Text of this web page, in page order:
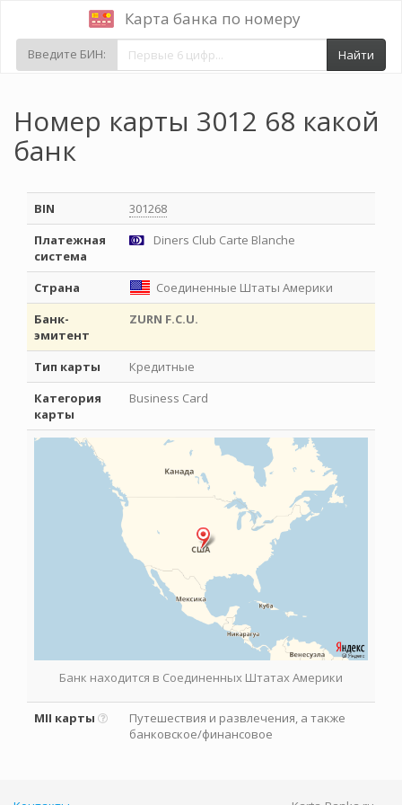
Карта банка по номеру
Введите БИН: Найти
Номер карты 3012 68 какой
банк
BIN
301268
Платежная
система
Diners Club Carte Blanche
Страна
Соединенные Штаты Америки
Банк-
эмитент
ZURN F.C.U.
Тип карты
Кредитные
Категория
карты
Business Card
Банк находится в Соединенных Штатах Америки
MII карты
Путешествия и развлечения, а также
банковское/финансовое